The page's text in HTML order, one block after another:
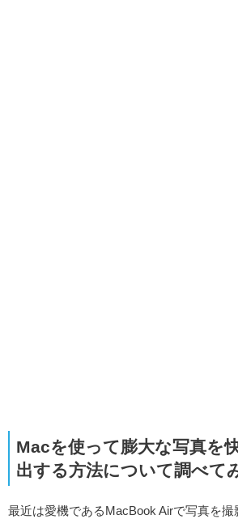
Macを使って膨大な写真を
出する方法について調べて
最近は愛機であるMacBook Airで写真を